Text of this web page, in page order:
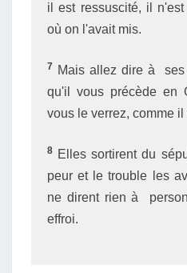
il est ressuscité, il
où on l'avait mis.
7 Mais allez dire à
qu'il vous précède
vous le verrez, comme il
8 Elles sortirent du
peur et le trouble les
ne dirent rien à
effroi.